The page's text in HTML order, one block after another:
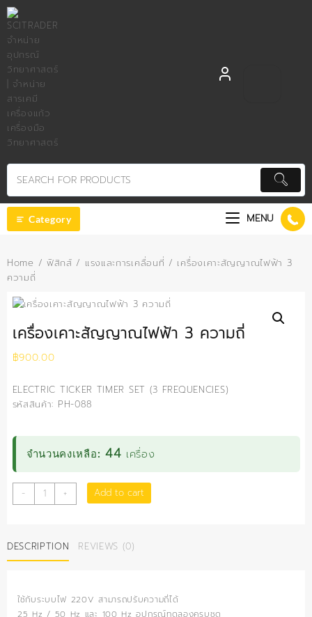
Skip
to
content
Category MENU
Home / ฟิสิกส์ / แรงและการเคลื่อนที่ / เครื่องเคาะสัญญาณไฟฟ้า 3
ความถี่
เครื่องเคาะสัญญาณไฟฟ้า 3 ความถี่
฿900.00
ELECTRIC TICKER TIMER SET (3 FREQUENCIES)
รหัสสินค้า: PH-088
จำนวนคงเหลือ: 44 เครื่อง
-
เครื่อง
เคาะ
3
ความถี่
+ Add to cart
DESCRIPTION REVIEWS (0)
ใช้กับระบบไฟ 220V สามารถปรับความถี่ได้
25 Hz / 50 Hz และ 100 Hz อุปกรณ์ทดลองครบชุด